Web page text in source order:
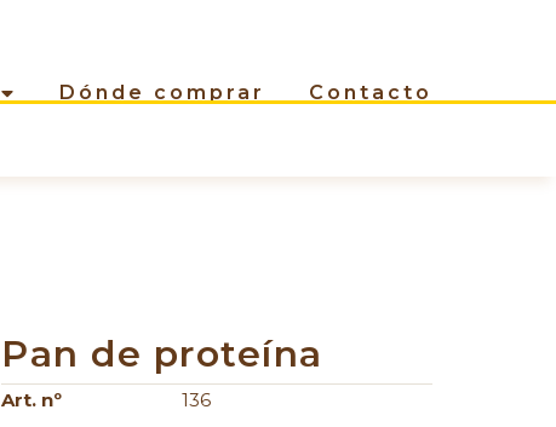
Dónde comprar Contacto
Pan de proteína
Art. nº
136